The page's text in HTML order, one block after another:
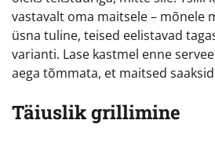
vastavalt oma maitsele – mõnele
üsna tuline, teised eelistavad
varianti. Lase kastmel enne
aega tõmmata, et maitsed
Täiuslik grillimine